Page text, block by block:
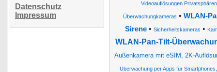
Datenschutz
Impressum
Videoauflösungen
Überwachungkameras • WLAN-
Sirene• Sicherheitskameras •
WLAN-Pan-Tilt-
Außenkamera mit eSIM, 2K-
Überwachung per Apps für